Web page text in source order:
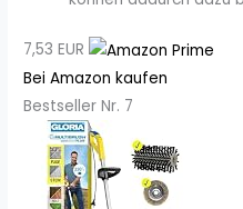
7,53 EUR
Bei Amazon kaufen
Bestseller Nr. 7